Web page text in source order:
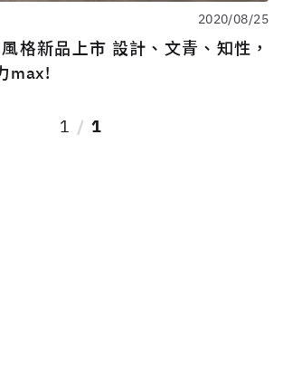
2020/08/25
格新品上市 設計、文青、知性，
max!
1 1